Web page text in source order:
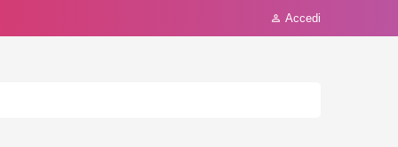
 Accedi